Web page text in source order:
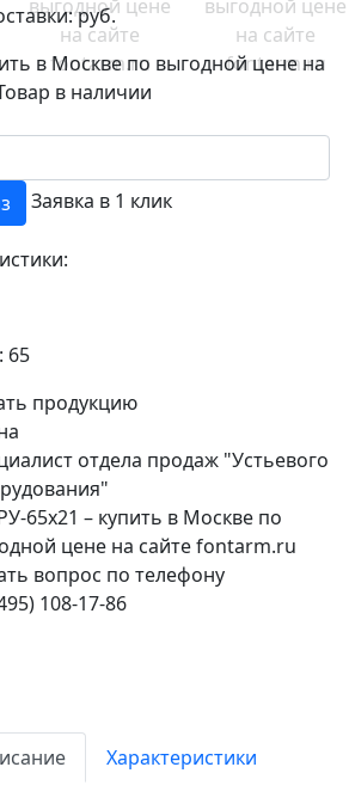
руб.
Заявка в 1 клик
65
продукцию
отдела продаж "Устьевого
108-17-86
Характеристики